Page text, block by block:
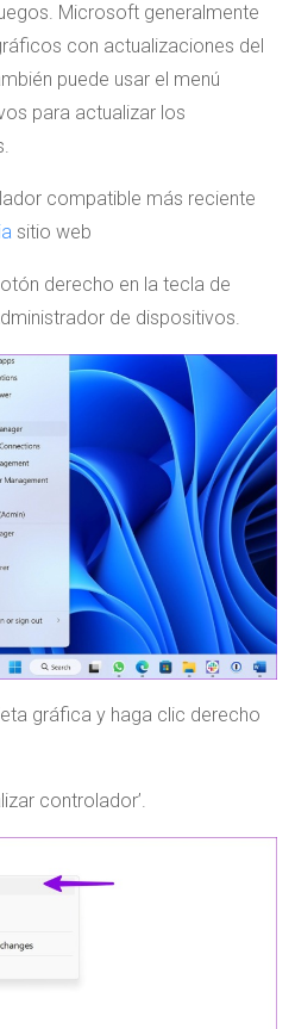
Microsoft generalmente
con actualizaciones del
puede usar el menú
para actualizar los
compatible más reciente
sitio web
derecho en la tecla de
de dispositivos.
gráfica y haga clic derecho
controlador’.